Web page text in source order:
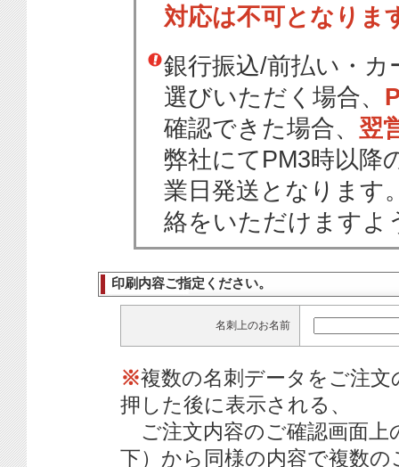
対応は不可となりま
銀行振込/前払い・
選びいただく場合、
確認できた場合、 翌
弊社にてPM3時以降
業日発送となります
絡をいただけますよ
印刷内容ご指定ください。
名刺上のお名前
※複数の名刺データをご注
押した後に表示される、
ご注文内容のご確認画面上
下）から同様の内容で複数